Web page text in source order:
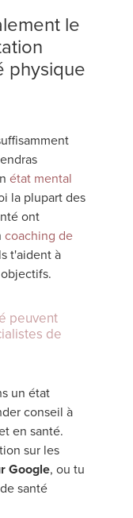
le
physique
état mental
la plupart des
ont
coaching de
t'aident à
peuvent
de
un état
conseil à
en santé.
sur les
Google, ou tu
santé